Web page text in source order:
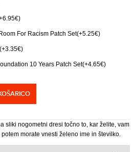
For Racism Patch Set(+5.25€)
10 Years Patch Set(+4.65€)
sliki nogometni dresi točno to, kar želite, vam
morate vnesti želeno ime in številko.